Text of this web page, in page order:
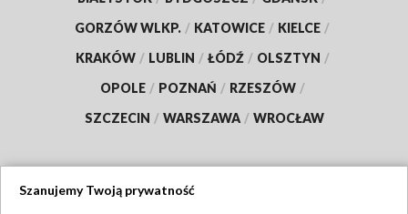
GORZÓW WLKP. / KATOWICE / KIELCE /
KRAKÓW / LUBLIN / ŁÓDŹ / OLSZTYN /
OPOLE / POZNAŃ / RZESZÓW /
SZCZECIN / WARSZAWA / WROCŁAW
Szanujemy Twoją prywatność